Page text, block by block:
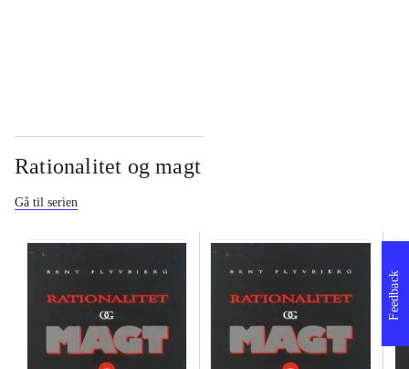
Rationalitet og magt
Gå til serien
Feedback